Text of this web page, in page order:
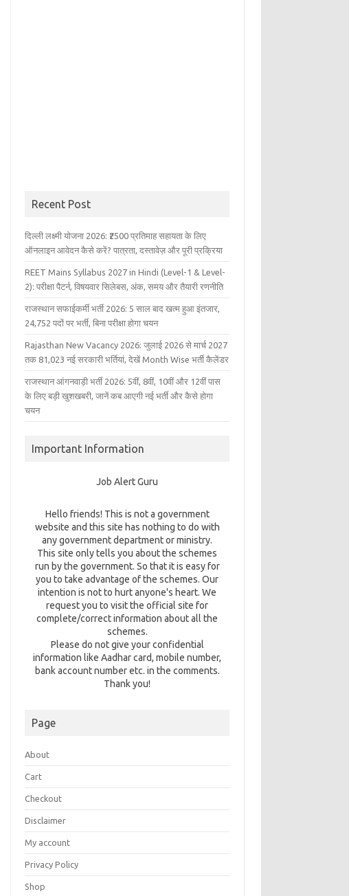
Recent Post
दिल्ली लक्ष्मी योजना 2026: ₹2500 प्रतिमाह सहायता के लिए
ऑनलाइन आवेदन कैसे करें? पात्रता, दस्तावेज़ और पूरी प्रक्रिया
REET Mains Syllabus 2027 in Hindi (Level-1 & Level-
2): परीक्षा पैटर्न, विषयवार सिलेबस, अंक, समय और तैयारी रणनीति
राजस्थान सफाईकर्मी भर्ती 2026: 5 साल बाद खत्म हुआ इंतजार,
24,752 पदों पर भर्ती, बिना परीक्षा होगा चयन
Rajasthan New Vacancy 2026: जुलाई 2026 से मार्च 2027
तक 81,023 नई सरकारी भर्तियां, देखें Month Wise भर्ती कैलेंडर
राजस्थान आंगनवाड़ी भर्ती 2026: 5वीं, 8वीं, 10वीं और 12वीं पास
के लिए बड़ी खुशखबरी, जानें कब आएगी नई भर्ती और कैसे होगा
चयन
Important Information
Job Alert Guru
Hello friends! This is not a government
website and this site has nothing to do with
any government department or ministry.
This site only tells you about the schemes
run by the government. So that it is easy for
you to take advantage of the schemes. Our
intention is not to hurt anyone's heart. We
request you to visit the official site for
complete/correct information about all the
schemes.
Please do not give your confidential
information like Aadhar card, mobile number,
bank account number etc. in the comments.
Thank you!
Page
About
Cart
Checkout
Disclaimer
My account
Privacy Policy
Shop